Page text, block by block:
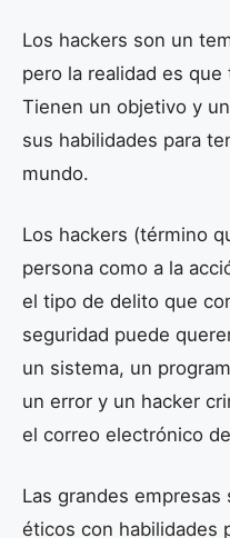
Los hackers son un
pero la realidad es
Tienen un objetivo y
sus habilidades para
mundo.
Los hackers (término
persona como a la
el tipo de delito que
seguridad puede
un sistema, un
un error y un hacker
el correo electrónico
Las grandes
éticos con habilidades